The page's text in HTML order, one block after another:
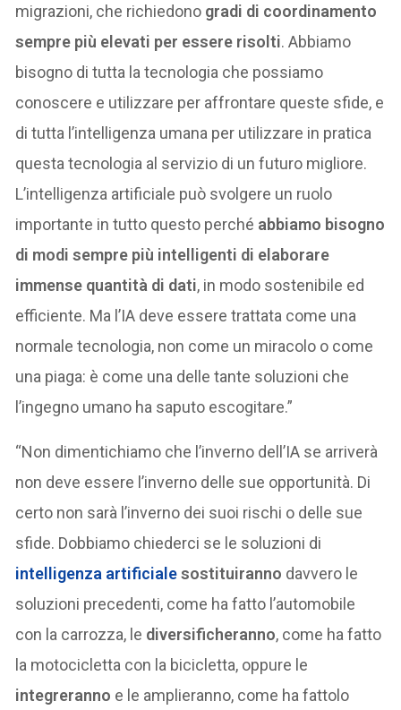
migrazioni, che richiedono gradi di coordinamento
sempre più elevati per essere risolti. Abbiamo
bisogno di tutta la tecnologia che possiamo
conoscere e utilizzare per affrontare queste sfide, e
di tutta l’intelligenza umana per utilizzare in pratica
questa tecnologia al servizio di un futuro migliore.
L’intelligenza artificiale può svolgere un ruolo
importante in tutto questo perché abbiamo bisogno
di modi sempre più intelligenti di elaborare
immense quantità di dati, in modo sostenibile ed
efficiente. Ma l’IA deve essere trattata come una
normale tecnologia, non come un miracolo o come
una piaga: è come una delle tante soluzioni che
l’ingegno umano ha saputo escogitare.”
“Non dimentichiamo che l’inverno dell’IA se arriverà
non deve essere l’inverno delle sue opportunità. Di
certo non sarà l’inverno dei suoi rischi o delle sue
sfide. Dobbiamo chiederci se le soluzioni di
intelligenza artificialesostituiranno davvero le
soluzioni precedenti, come ha fatto l’automobile
con la carrozza, le diversificheranno, come ha fatto
la motocicletta con la bicicletta, oppure le
integreranno e le amplieranno, come ha fattolo